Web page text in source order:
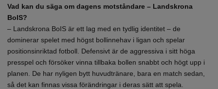
Vad kan du säga om dagens motståndare – Landskrona
BoIS?
– Landskrona BoIS är ett lag med en tydlig identitet – de
dominerar spelet med högst bollinnehav i ligan och spelar
positionsinriktad fotboll. Defensivt är de aggressiva i sitt höga
presspel och försöker vinna tillbaka bollen snabbt och högt upp i
planen. De har nyligen bytt huvudtränare, bara en match sedan,
så det kan finnas vissa förändringar i deras sätt att spela.